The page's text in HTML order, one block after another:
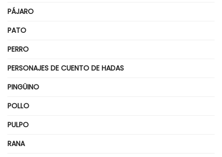
PÁJARO
PATO
PERRO
PERSONAJES DE CUENTO DE HADAS
PINGÜINO
POLLO
PULPO
RANA